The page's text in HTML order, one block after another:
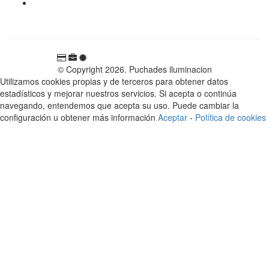
© Copyright 2026. Puchades iluminacion
Utilizamos cookies propias y de terceros para obtener datos
estadísticos y mejorar nuestros servicios. Si acepta o continúa
navegando, entendemos que acepta su uso. Puede cambiar la
configuración u obtener más información Aceptar - Política de cookies